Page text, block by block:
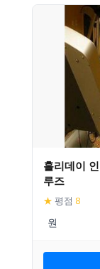
홀리데이
루즈
★ 평점 8